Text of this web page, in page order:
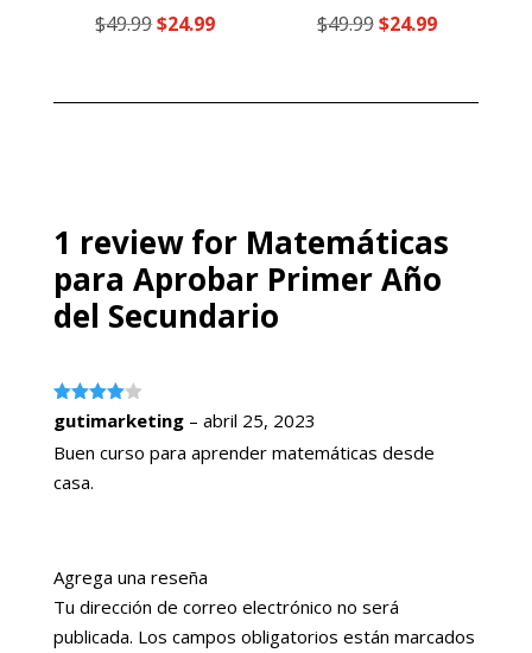
con
$49.99El
$24.99El
con
$49.99El
$24.99El
1 review for Matemáticas
para Aprobar Primer Año
del Secundario
Valorado
con4de
5
gutimarketing – abril 25, 2023
Buen curso para aprender matemáticas desde
casa.
Agrega una reseña
Tu dirección de correo electrónico no será
publicada. Los campos obligatorios están marcados